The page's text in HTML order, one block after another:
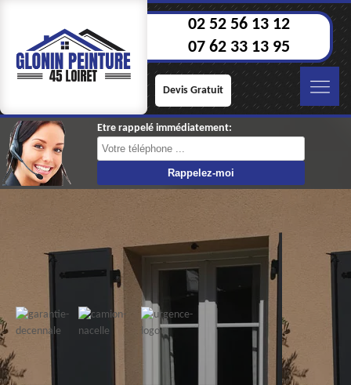
02 52 56 13 12
07 62 33 13 95
Devis Gratuit
Etre rappelé immédiatement: